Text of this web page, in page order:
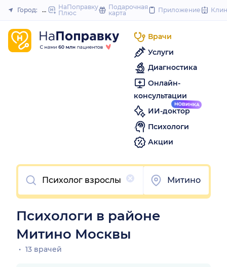
to
Закрыть
Город: МоскваНаПоправку
Плюс
Подарочная
карта
Приложение
Врачи
Услуги
Диагностика
Онлайн-
консультации
ИИ-доктор
Психологи
Акции
Очистить
Митино
Психологи в районе
Митино Москвы
13 врачей